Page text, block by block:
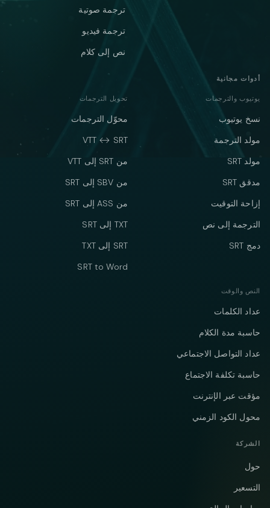
ترجمة صوتية
ترجمة فيديو
نص إلى كلام
أدوات مجانية
يوتيوب والترجمات
نسخ يوتيوب
مولد الترجمة
مولد SRT
مدقق SRT
إزاحة التوقيت
الترجمة إلى نص
دمج SRT
تحويل الترجمات
محوّل الترجمات
VTT ↔ SRT
من SRT إلى VTT
من SBV إلى SRT
من ASS إلى SRT
TXT إلى SRT
SRT إلى TXT
SRT to Word
النص والوقت
عداد الكلمات
حاسبة مدة الكلام
عداد التواصل الاجتماعي
حاسبة تكلفة الاجتماع
مؤقت عبر الإنترنت
محول الكود الزمني
الشركة
حول
التسعير